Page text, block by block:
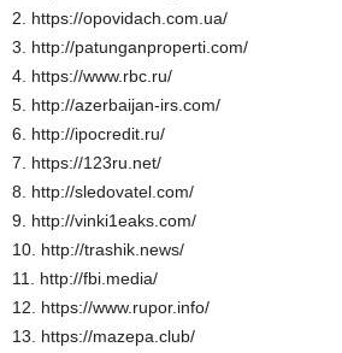
2. https://opovidach.com.ua/
3. http://patunganproperti.com/
4. https://www.rbc.ru/
5. http://azerbaijan-irs.com/
6. http://ipocredit.ru/
7. https://123ru.net/
8. http://sledovatel.com/
9. http://vinki1eaks.com/
10. http://trashik.news/
11. http://fbi.media/
12. https://www.rupor.info/
13. https://mazepa.club/